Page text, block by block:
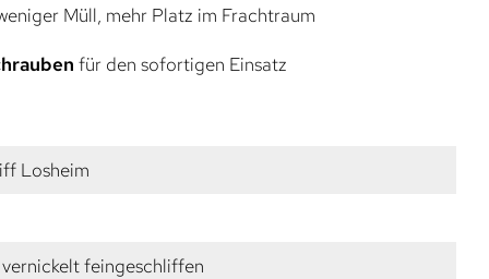
Müll, mehr Platz im Frachtraum
für den sofortigen Einsatz
Losheim
feingeschliffen